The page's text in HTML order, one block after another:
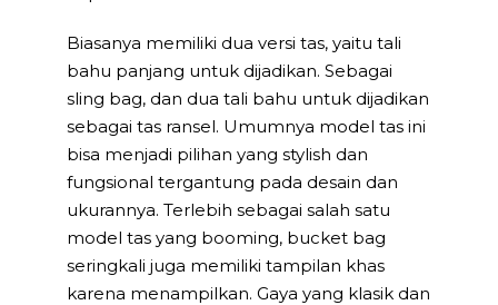
Biasanya memiliki dua versi tas, yaitu tali
bahu panjang untuk dijadikan. Sebagai
sling bag, dan dua tali bahu untuk dijadikan
sebagai tas ransel. Umumnya model tas ini
bisa menjadi pilihan yang stylish dan
fungsional tergantung pada desain dan
ukurannya. Terlebih sebagai salah satu
model tas yang booming, bucket bag
seringkali juga memiliki tampilan khas
karena menampilkan. Gaya yang klasik dan